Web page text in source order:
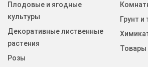
Плодовые и ягодные
культуры
Декоративные лиственные
растения
Розы
Грунт и
Товары